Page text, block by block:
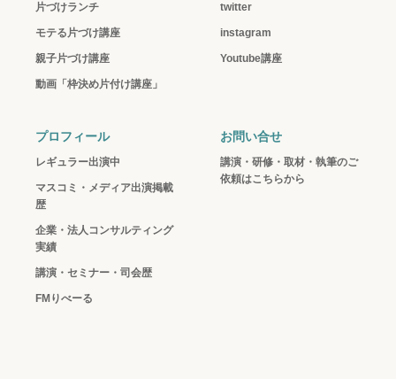
片づけランチ
モテる片づけ講座
親子片づけ講座
動画「枠決め片付け講座」
twitter
instagram
Youtube講座
プロフィール
レギュラー出演中
マスコミ・メディア出演掲載
歴
企業・法人コンサルティング
実績
講演・セミナー・司会歴
FMりべーる
お問い合せ
講演・研修・取材・執筆のご
依頼はこちらから